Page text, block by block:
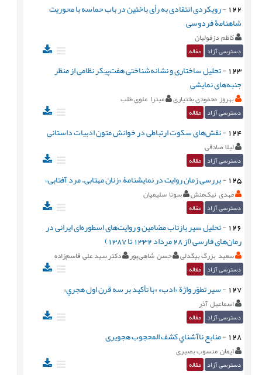
122
-رویکردی انتقادی به رأی باختین در باب حماسه با محوریت
شاهنامة فردوسی
کاظم دزفولیان
دسترسی آزاد مقاله
123
-تحلیل ساختاری و نشانه‌شناختی هفت‌پیکر نظامی از منظر
جنبه‌های نمایشی
بهروز محمودی بختیاری میترا علوی طلب
دسترسی آزاد مقاله
124
-نقش‌های سکوت ارتباطی در خوانش متون ادبیات داستانی
لیلا صادقی
دسترسی آزاد مقاله
125
-بررسی زمان روایت در نمایشنامۀ «زنان مهتابی، مرد آفتابی»
مهدی نیک‌منش سونا سلیمیان
دسترسی آزاد مقاله
126
-تحلیل سیر بازتاب مضامین و روایت‌های اسطوره‌ای ایرانی در
رمان‌های فارسی (از 28 مرداد 1332 تا 1387)
سعید بزرگ بیگدلی حسن شاهی‌پور دکتر سید علی قاسم‌زاده
دسترسی آزاد مقاله
127
-سير تطوّر واژة «ادب» «با تأکید بر سه قرن اول هجري»
اسماعيل آذر
دسترسی آزاد مقاله
128
-منابع ناآشناي کشف المحجوب هجویری
ایمان منسوب بصیری
دسترسی آزاد مقاله